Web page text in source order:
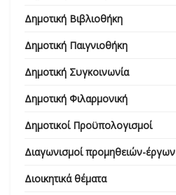
Δημοτική Βιβλιοθήκη
Δημοτική Παιγνιοθήκη
Δημοτική Συγκοινωνία
Δημοτική Φιλαρμονική
Δημοτικοί Προϋπολογισμοί
Διαγωνισμοί προμηθειών-έργων
Διοικητικά θέματα